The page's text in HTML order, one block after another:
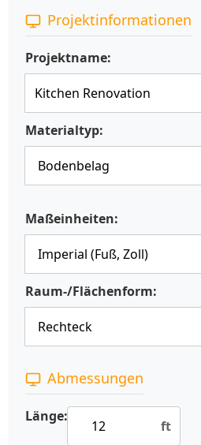
Projektinformationen
Projektname:
Materialtyp:
Maßeinheiten:
Raum-/Flächenform:
Abmessungen
Länge:
ft